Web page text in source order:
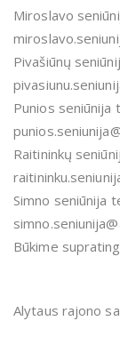
Miroslavo
Pivašiūnų
Punios seniūnija
Raitininkų
Simno seniūnija
Būkime
Alytaus rajono